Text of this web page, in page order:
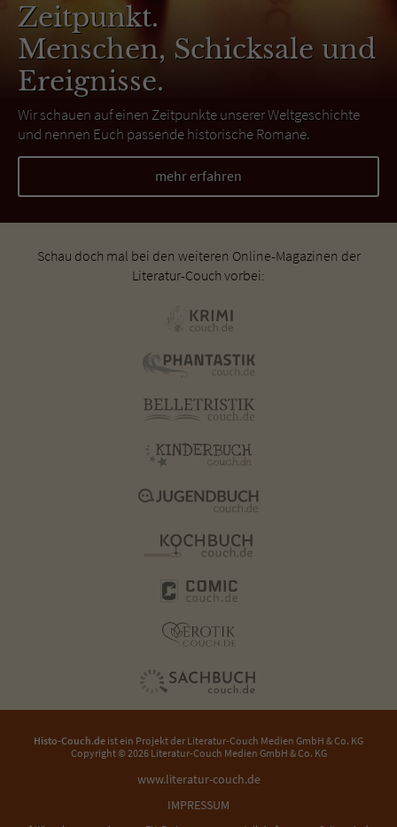
Zeitpunkt.
Menschen, Schicksale und
Ereignisse.
Wir schauen auf einen Zeitpunkte unserer Weltgeschichte
und nennen Euch passende historische Romane.
mehr erfahren
Schau doch mal bei den weiteren Online-Magazinen der
Literatur-Couch vorbei:
Histo-Couch.de ist ein Projekt der Literatur-Couch Medien GmbH & Co. KG
Copyright © 2026 Literatur-Couch Medien GmbH & Co. KG
www.literatur-couch.de
IMPRESSUM